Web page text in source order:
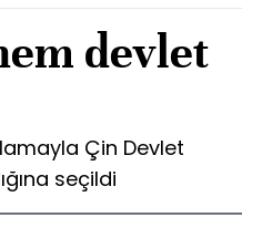
devlet
Çin Devlet
seçildi